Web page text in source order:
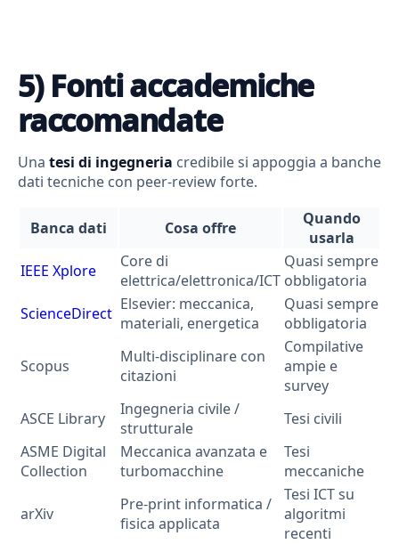
5) Fonti accademiche
raccomandate
Una tesi di ingegneria credibile si appoggia a banche
dati tecniche con peer-review forte.
Banca dati Cosa offre
Quando
usarla
IEEE Xplore
Core di
elettrica/elettronica/ICT
Quasi sempre
obbligatoria
ScienceDirect Elsevier: meccanica,
materiali, energetica
Quasi sempre
obbligatoria
Scopus
Multi-disciplinare con
citazioni
Compilative
ampie e
survey
ASCE Library
Ingegneria civile /
strutturale
Tesi civili
ASME Digital
Collection
Meccanica avanzata e
turbomacchine
Tesi
meccaniche
arXiv
Pre-print informatica /
fisica applicata
Tesi ICT su
algoritmi
recenti